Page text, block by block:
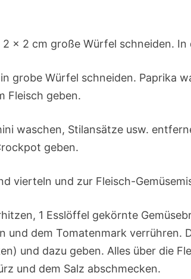
2 x 2 cm große Würfel schneiden.
grobe Würfel schneiden. Paprika
Fleisch geben.
waschen, Stilansätze usw.
geben.
vierteln und zur Fleisch-
1 Esslöffel gekörnte
und dem Tomatenmark verrühren.
und dazu geben. Alles über die
und dem Salz abschmecken.